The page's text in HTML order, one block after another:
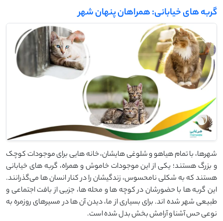
گربه‌ های خیابانی: همراهان پنهان شهر
شهرها، با تمام هیاهو و شلوغی ‌هایشان، خانه ‌هایی برای موجودات کوچک
و بزرگ هستند؛ یکی از این موجودات خاموش و همراه، گربه ‌های خیابانی
هستند که به شکلی نامحسوس، زندگیشان را در کنار انسان‌ ها می‌گذرانند.
این گربه ‌ها با حضورشان در کوچه‌ ها و محله ‌ها، جزیی از بافت اجتماعی و
طبیعی شهر شده ‌اند. برای بسیاری از ما، دیدن آن‌ ها در مسیرهای روزمره‌ به
نوعی حس آشنا و آرامش‌ بخش بدل شده است.